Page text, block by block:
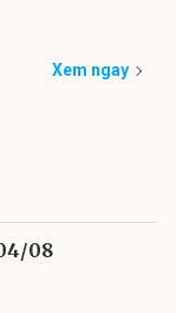
Xem ngay
08